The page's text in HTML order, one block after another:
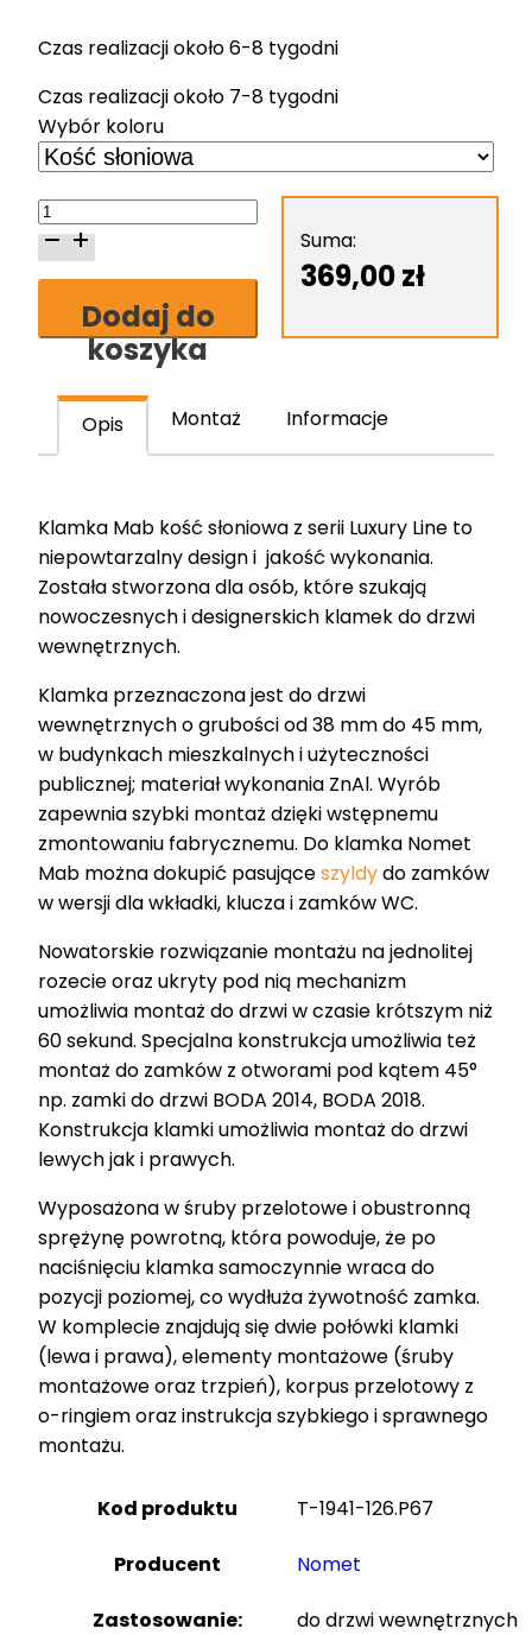
Czas realizacji około 6-8 tygodni
Czas realizacji około 7-8 tygodni
Wybór koloru
ilość
Klamka
Nomet
słoniowa
T-
Dodaj do
koszyka
Suma:
369,00zł
Opis Montaż Informacje
Klamka Mab kość słoniowa z serii Luxury Line to
niepowtarzalny design i jakość wykonania.
Została stworzona dla osób, które szukają
nowoczesnych i designerskich klamek do drzwi
wewnętrznych.
Klamka przeznaczona jest do drzwi
wewnętrznych o grubości od 38 mm do 45 mm,
w budynkach mieszkalnych i użyteczności
publicznej; materiał wykonania ZnAl. Wyrób
zapewnia szybki montaż dzięki wstępnemu
zmontowaniu fabrycznemu. Do klamka Nomet
Mab można dokupić pasująceszyldydo zamków
w wersji dla wkładki, klucza i zamków WC.
Nowatorskie rozwiązanie montażu na jednolitej
rozecie oraz ukryty pod nią mechanizm
umożliwia montaż do drzwi w czasie krótszym niż
60 sekund. Specjalna konstrukcja umożliwia też
montaż do zamków z otworami pod kątem 45°
np. zamki do drzwi BODA 2014, BODA 2018.
Konstrukcja klamki umożliwia montaż do drzwi
lewych jak i prawych.
Wyposażona w śruby przelotowe i obustronną
sprężynę powrotną, która powoduje, że po
naciśnięciu klamka samoczynnie wraca do
pozycji poziomej, co wydłuża żywotność zamka.
W komplecie znajdują się dwie połówki klamki
(lewa i prawa), elementy montażowe (śruby
montażowe oraz trzpień), korpus przelotowy z
o-ringiem oraz instrukcja szybkiego i sprawnego
montażu.
Kod produktu T-1941-126.P67
Producent Nomet
Zastosowanie: do drzwi wewnętrznych